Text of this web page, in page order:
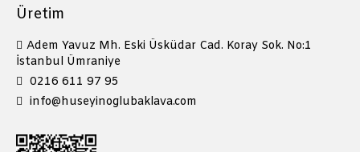
Üretim
Adem Yavuz Mh. Eski Üsküdar Cad. Koray Sok. No:1
İstanbul Ümraniye
0216 611 97 95
info@huseyinoglubaklava.com